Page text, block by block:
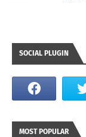
SOCIAL PLUGIN
MOST POPULAR